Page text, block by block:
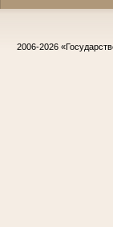
2006-2026